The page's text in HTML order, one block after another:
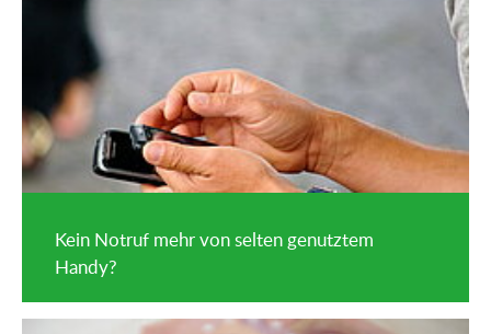
Kein Notruf mehr von selten genutztem
Handy?